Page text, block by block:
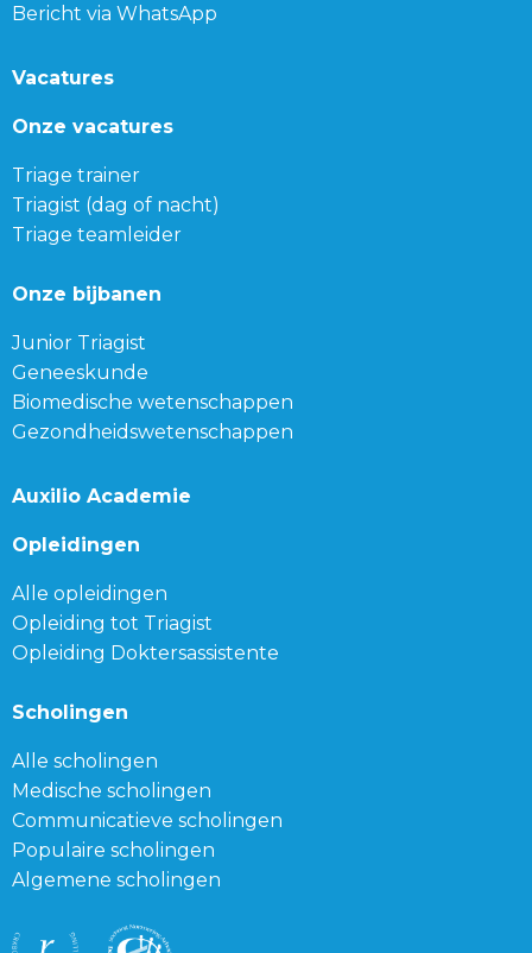
Bericht via WhatsApp
Vacatures
Onze vacatures
Triage trainer
Triagist (dag of nacht)
Triage teamleider
Onze bijbanen
Junior Triagist
Geneeskunde
Biomedische wetenschappen
Gezondheidswetenschappen
Auxilio Academie
Opleidingen
Alle opleidingen
Opleiding tot Triagist
Opleiding Doktersassistente
Scholingen
Alle scholingen
Medische scholingen
Communicatieve scholingen
Populaire scholingen
Algemene scholingen